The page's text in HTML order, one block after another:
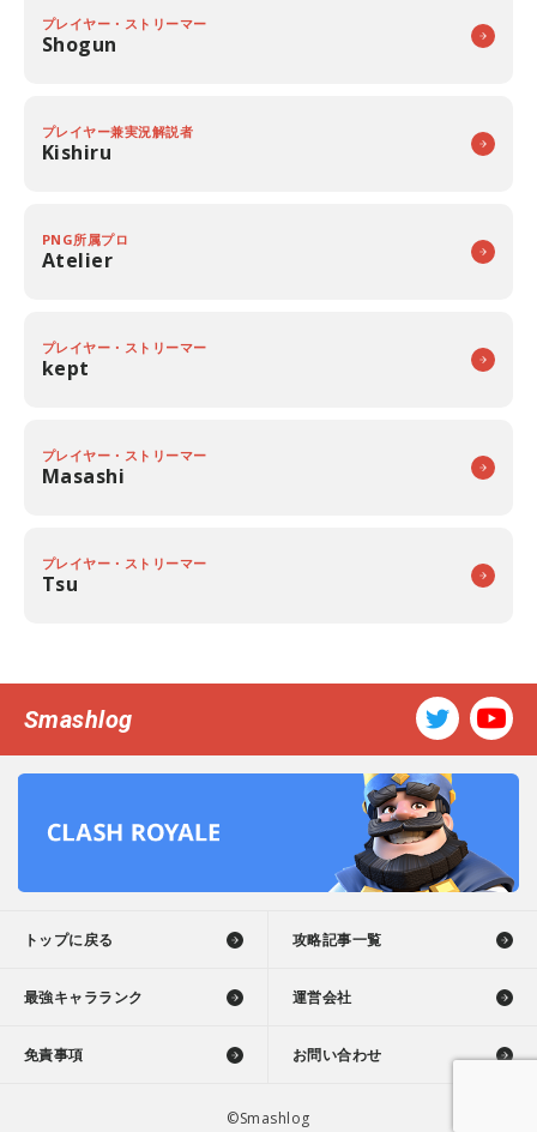
プレイヤー・ストリーマー
Shogun
プレイヤー兼実況解説者
Kishiru
PNG所属プロ
Atelier
プレイヤー・ストリーマー
kept
プレイヤー・ストリーマー
Masashi
プレイヤー・ストリーマー
Tsu
Smashlog
トップに戻る 攻略記事一覧
最強キャラランク 運営会社
免責事項 お問い合わせ
©Smashlog